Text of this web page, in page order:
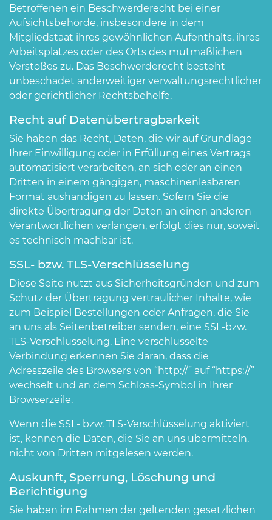
Betroffenen ein Beschwerderecht bei einer
Aufsichtsbehörde, insbesondere in dem
Mitgliedstaat ihres gewöhnlichen Aufenthalts, ihres
Arbeitsplatzes oder des Orts des mutmaßlichen
Verstoßes zu. Das Beschwerderecht besteht
unbeschadet anderweitiger verwaltungsrechtlicher
oder gerichtlicher Rechtsbehelfe.
Recht auf Datenübertragbarkeit
Sie haben das Recht, Daten, die wir auf Grundlage
Ihrer Einwilligung oder in Erfüllung eines Vertrags
automatisiert verarbeiten, an sich oder an einen
Dritten in einem gängigen, maschinenlesbaren
Format aushändigen zu lassen. Sofern Sie die
direkte Übertragung der Daten an einen anderen
Verantwortlichen verlangen, erfolgt dies nur, soweit
es technisch machbar ist.
SSL- bzw. TLS-Verschlüsselung
Diese Seite nutzt aus Sicherheitsgründen und zum
Schutz der Übertragung vertraulicher Inhalte, wie
zum Beispiel Bestellungen oder Anfragen, die Sie
an uns als Seitenbetreiber senden, eine SSL-bzw.
TLS-Verschlüsselung. Eine verschlüsselte
Verbindung erkennen Sie daran, dass die
Adresszeile des Browsers von “http://” auf “https://”
wechselt und an dem Schloss-Symbol in Ihrer
Browserzeile.
Wenn die SSL- bzw. TLS-Verschlüsselung aktiviert
ist, können die Daten, die Sie an uns übermitteln,
nicht von Dritten mitgelesen werden.
Auskunft, Sperrung, Löschung und
Berichtigung
Sie haben im Rahmen der geltenden gesetzlichen